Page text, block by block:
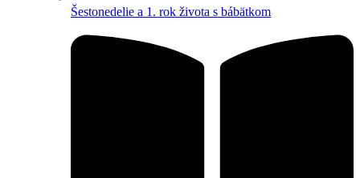
Šestonedelie a 1. rok života s bábätkom